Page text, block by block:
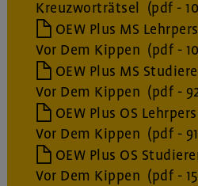
Kreuzworträtsel
(pdf -
OEW Plus MS
Vor Dem Kippen (pdf -
OEW Plus MS
Vor Dem Kippen (pdf -
OEW Plus OS
Vor Dem Kippen (pdf -
OEW Plus OS
Vor Dem Kippen (pdf -